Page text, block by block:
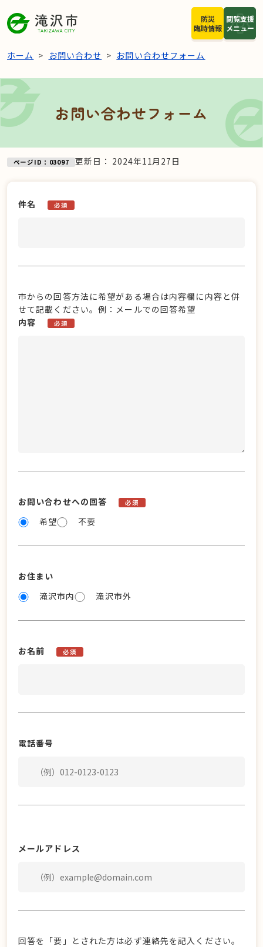
閲覧支援
メニュー
防災
臨時情報
ホーム お問い合わせ お問い合わせフォーム
お問い合わせフォーム
ページID：03097 更新日： 2024年11月27日
件名 必須
市からの回答方法に希望がある場合は内容欄に内容と併
せて記載ください。例：メールでの回答希望
内容
必須
お問い合わせへの回答 必須
希望 不要
お住まい
滝沢市内
滝沢市外
お名前 必須
電話番号
メールアドレス
回答を「要」とされた方は必ず連絡先を記入ください。